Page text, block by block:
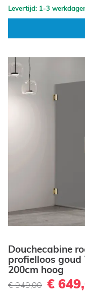
Levertijd: 1-3
Douchecabine
profielloos goud
200cm hoog
€ 949,00 €